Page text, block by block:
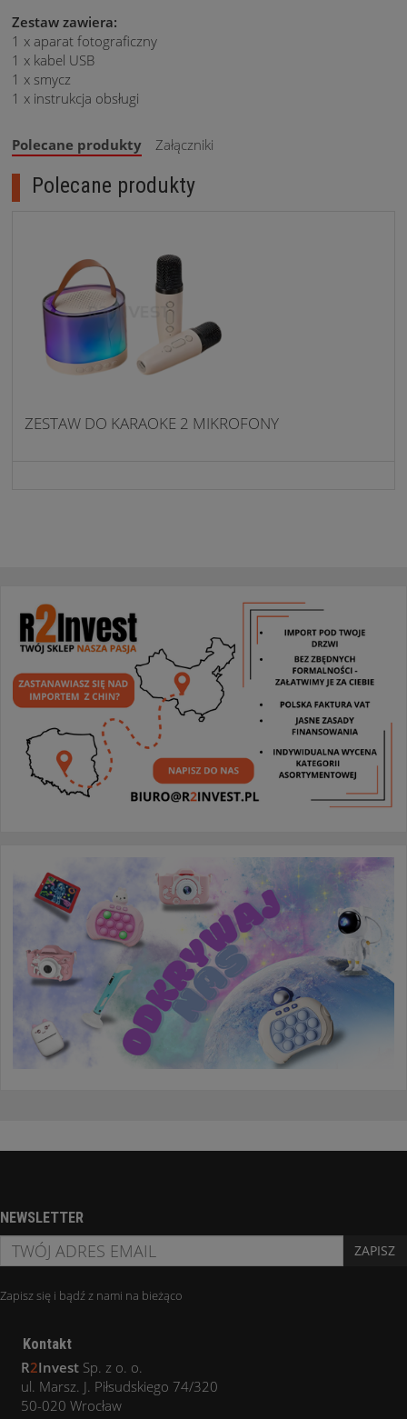
Zestaw zawiera:
1 x aparat fotograficzny
1 x kabel USB
1 x smycz
1 x instrukcja obsługi
Polecane produkty Załączniki
Polecane produkty
ZESTAW DO KARAOKE 2 MIKROFONY
NEWSLETTER
ZAPISZ
Zapisz się i bądź z nami na bieżąco
Kontakt
R2Invest Sp. z o. o.
ul. Marsz. J. Piłsudskiego 74/320
50-020 Wrocław